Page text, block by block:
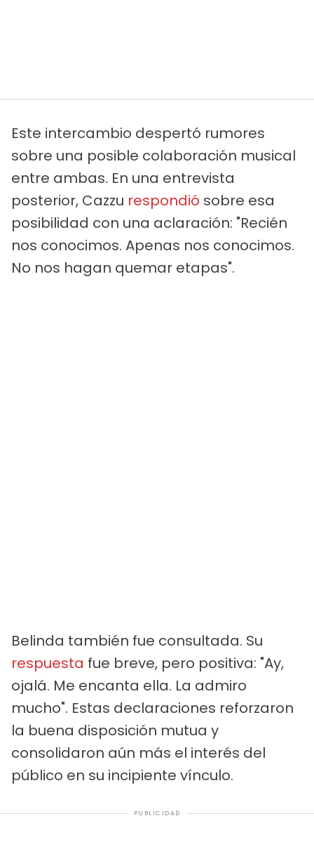
Este intercambio despertó rumores
sobre una posible colaboración musical
entre ambas. En una entrevista
posterior, Cazzu respondió sobre esa
posibilidad con una aclaración: "Recién
nos conocimos. Apenas nos conocimos.
No nos hagan quemar etapas".
Belinda también fue consultada. Su
respuesta fue breve, pero positiva: "Ay,
ojalá. Me encanta ella. La admiro
mucho". Estas declaraciones reforzaron
la buena disposición mutua y
consolidaron aún más el interés del
público en su incipiente vínculo.
PUBLICIDAD